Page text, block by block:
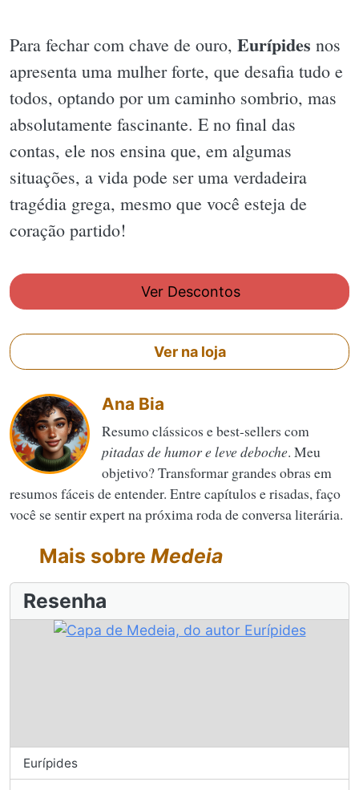
Para fechar com chave de ouro, Eurípides nos
apresenta uma mulher forte, que desafia tudo e
todos, optando por um caminho sombrio, mas
absolutamente fascinante. E no final das
contas, ele nos ensina que, em algumas
situações, a vida pode ser uma verdadeira
tragédia grega, mesmo que você esteja de
coração partido!
Ver Descontos
Ver na loja
Ana Bia
Resumo clássicos e best-sellers com
pitadas de humor e leve deboche. Meu
objetivo? Transformar grandes obras em
resumos fáceis de entender. Entre capítulos e risadas, faço
você se sentir expert na próxima roda de conversa literária.
Mais sobre Medeia
Resenha
Eurípides